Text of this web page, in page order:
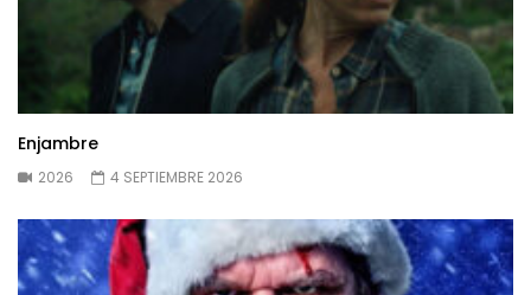
Enjambre
2026 4 SEPTIEMBRE 2026